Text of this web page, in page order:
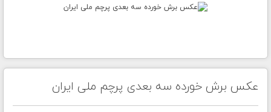
عکس برش خورده سه بعدی پرچم ملی ایران